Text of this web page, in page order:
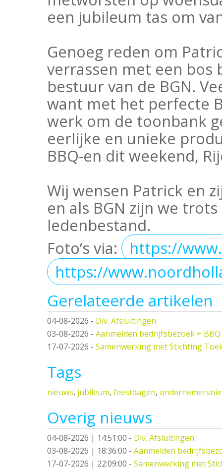
een jubileum tas om
Genoeg reden om
verrassen met een bos
bestuur van de BGN.
want met het perfecte
werk om de toonbank
eerlijke en unieke
BBQ-en dit weekend,
Wij wensen Patrick en
en als BGN zijn we
ledenbestand.
Foto’s via:
https://
https://
Gerelateerde artikelen
04-08-2026 - Div. Afsluitingen
03-08-2026 - Aanmelden bedrijfsbezoek + BBQ
17-07-2026 - Samenwerking met Stichting
Tags
nieuws, jubileum, feestdagen,
Overig nieuws
04-08-2026 | 14:51:00 - Div. Afsluitingen
03-08-2026 | 18:36:00 - Aanmelden
17-07-2026 | 22:09:00 - Samenwerking met